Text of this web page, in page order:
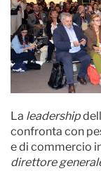
La leadership
confronta con
e di commercio
direttore